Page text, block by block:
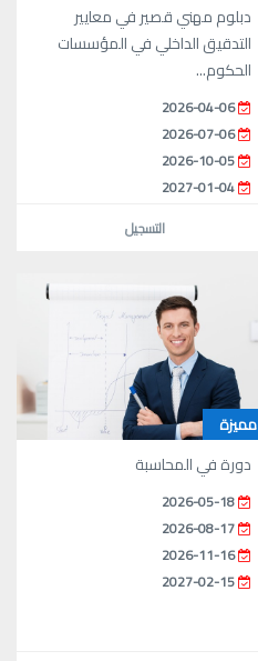
دبلوم مهني قصير في معايير
التدقيق الداخلي في المؤسسات
الحكوم...
2026-04-06
2026-07-06
2026-10-05
2027-01-04
التسجيل
مميزة
دورة في المحاسبة
2026-05-18
2026-08-17
2026-11-16
2027-02-15